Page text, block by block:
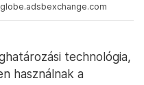
technológia,
használnak a